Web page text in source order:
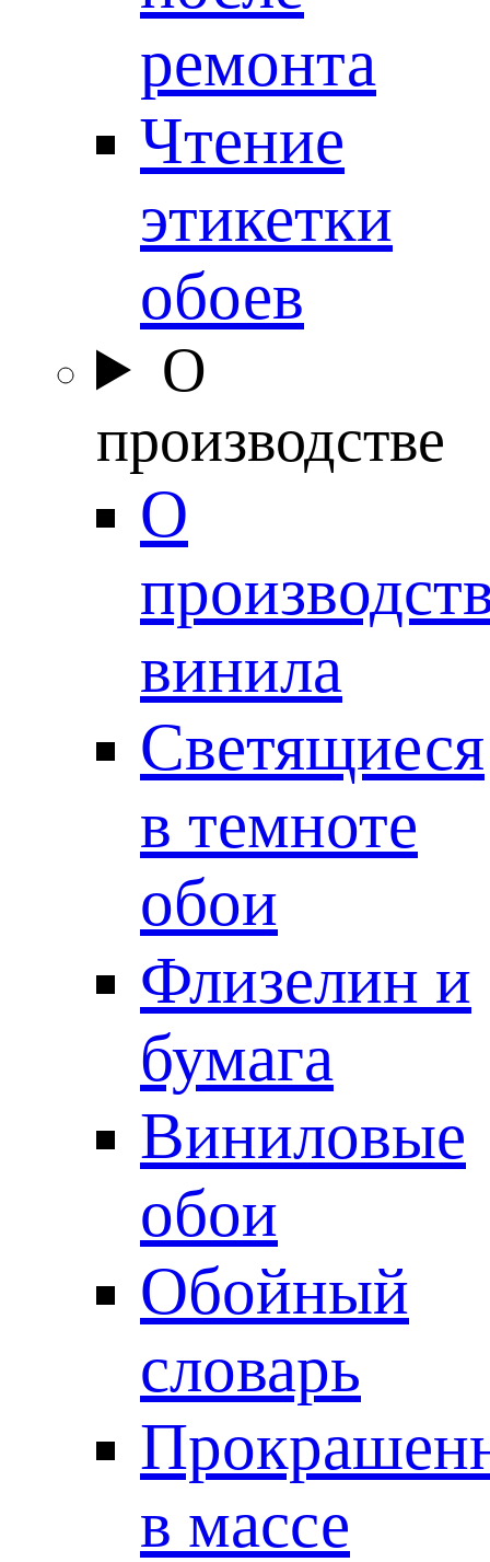
ремонта
Чтение
этикетки
обоев
О
производстве
О
винила
Светящиеся
в темноте
обои
Флизелин и
бумага
Виниловые
обои
Обойный
словарь
в массе